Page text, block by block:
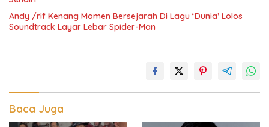
Andy /rif Kenang Momen Bersejarah Di Lagu ‘Dunia’ Lolos
Soundtrack Layar Lebar Spider-Man
Baca Juga